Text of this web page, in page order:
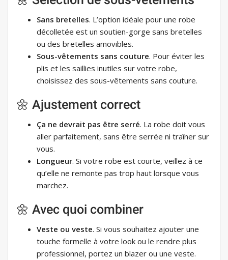
Sans bretelles. L’option idéale pour une robe
décolletée est un soutien-gorge sans bretelles
ou des bretelles amovibles.
Sous-vêtements sans couture. Pour éviter les
plis et les saillies inutiles sur votre robe,
choisissez des sous-vêtements sans couture.
🌼 Ajustement correct
Ça ne devrait pas être serré. La robe doit vous
aller parfaitement, sans être serrée ni traîner sur
vous.
Longueur. Si votre robe est courte, veillez à ce
qu’elle ne remonte pas trop haut lorsque vous
marchez.
🌼 Avec quoi combiner
Veste ou veste. Si vous souhaitez ajouter une
touche formelle à votre look ou le rendre plus
professionnel, portez un blazer ou une veste.